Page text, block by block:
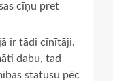
cīņu pret
ir tādi cīnītāji.
dabu, tad
statusu pēc